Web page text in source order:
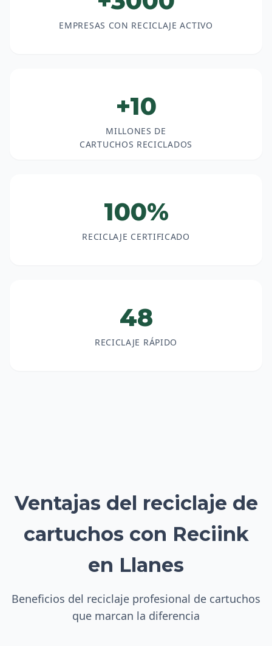
EMPRESAS CON RECICLAJE ACTIVO
+10
MILLONES DE
CARTUCHOS RECICLADOS
100%
RECICLAJE CERTIFICADO
48
RECICLAJE RÁPIDO
Ventajas del reciclaje de
cartuchos con Reciink
en Llanes
Beneficios del reciclaje profesional de cartuchos
que marcan la diferencia